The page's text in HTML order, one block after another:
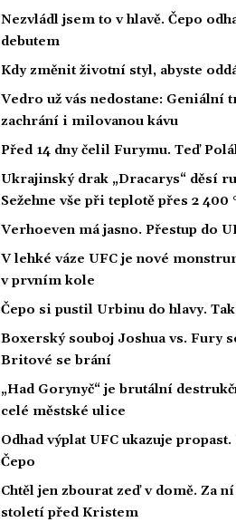
Nezvládl jsem to v hlavě. Čepo
debutem
Kdy změnit životní styl, abyste
Vedro už vás nedostane:
zachrání i milovanou kávu
Před 14 dny čelil Furymu. Teď
Ukrajinský drak „Dracarys“ děsí
Sežehne vše při teplotě přes 2 400
Verhoeven má jasno. Přestup do
V lehké váze UFC je nové
v prvním kole
Čepo si pustil Urbinu do hlavy.
Boxerský souboj Joshua vs. Fury
Britové se brání
„Had Gorynyč“ je brutální
celé městské ulice
Odhad výplat UFC ukazuje
Čepo
Chtěl jen zbourat zeď v domě. Za
století před Kristem